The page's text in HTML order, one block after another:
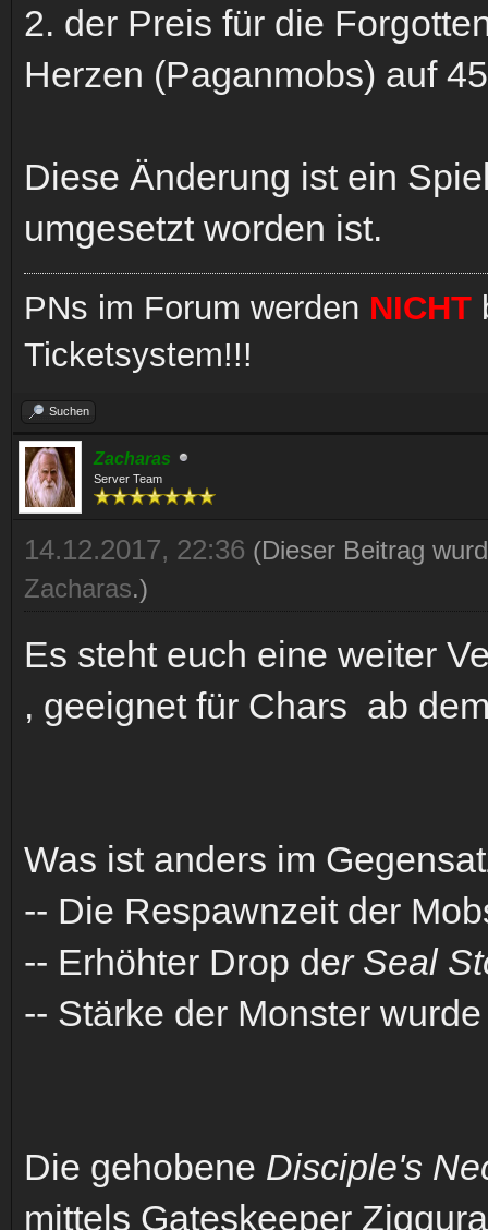
2. der Preis für die
Herzen (Paganmobs) auf
Diese Änderung ist ein
umgesetzt worden ist.
PNs im Forum werden NICHT
Ticketsystem!!!
Suchen
Zacharas
Server Team
14.12.2017, 22:36 (Dieser Beitrag
Zacharas.)
Es steht euch eine weiter
, geeignet für Chars ab
Was ist anders im
-- Die Respawnzeit der
-- Erhöhter Drop der Seal
-- Stärke der Monster
Die gehobene Disciple's
mittels Gateskeeper